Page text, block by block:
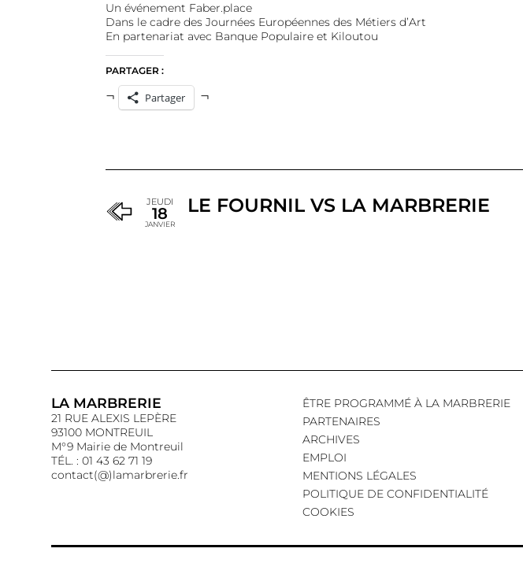
Un événement Faber.place
Dans le cadre des Journées Européennes des Métiers d’Art
En partenariat avec Banque Populaire et Kiloutou
PARTAGER :
Partager
JEUDI
18
JANVIER
LE FOURNIL VS LA MARBRERIE
LA MARBRERIE
21 RUE ALEXIS LEPÈRE
93100 MONTREUIL
M°9 Mairie de Montreuil
TÉL. : 01 43 62 71 19
contact(@)lamarbrerie.fr
ÊTRE PROGRAMMÉ À LA MARBRERIE
PARTENAIRES
ARCHIVES
EMPLOI
MENTIONS LÉGALES
POLITIQUE DE CONFIDENTIALITÉ
COOKIES